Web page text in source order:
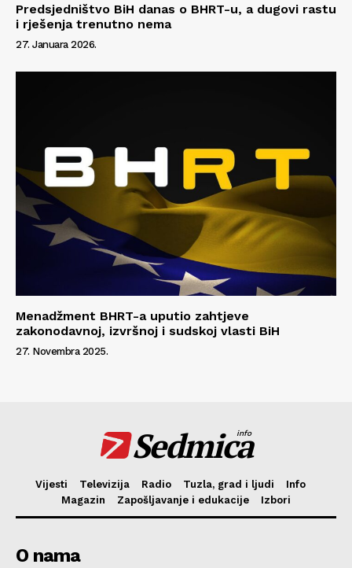
Predsjedništvo BiH danas o BHRT-u, a dugovi rastu
i rješenja trenutno nema
27. Januara 2026.
Menadžment BHRT-a uputio zahtjeve
zakonodavnoj, izvršnoj i sudskoj vlasti BiH
27. Novembra 2025.
Sedmica
info
Vijesti Televizija Radio Tuzla, grad i ljudi
Info
Magazin
Zapošljavanje i edukacije Izbori
O nama